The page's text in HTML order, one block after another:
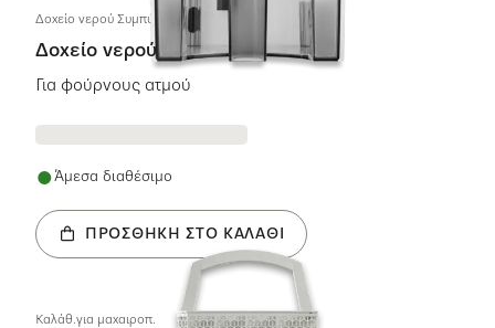
Δοχείο νερού Συμπύκνωμα geschw. KD
Δοχείο νερού
Για φούρνους ατμού
Άμεσα διαθέσιμο
ΠΡΟΣΘΉΚΗ ΣΤΟ ΚΑΛΆΘΙ
Καλάθ.για μαχαιροπ.